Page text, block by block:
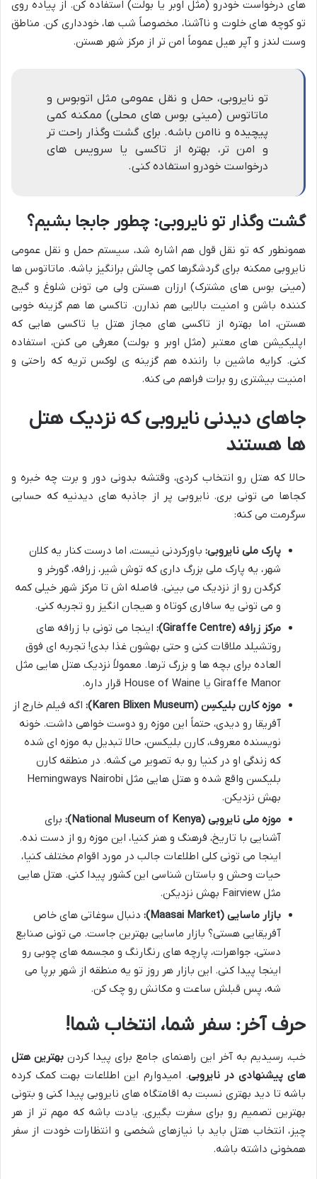
های درخواست خودرو (مثل اوبر یا بولت) استفاده کن. از پیاده روی
تو کوچه های خلوت و ناآشنا، مخصوصاً شب ها، خودداری کن. مناطق
وست لندز و آپر هیل عموماً امن تر از مرکز شهر هستن.
تو نایروبی، حمل و نقل عمومی مثل اتوبوس و
ماتاتوس (مینی بوس های محلی) ممکنه کمی
پیچیده و ناامن باشه. برای گشت وگذار راحت تر
و امن تر، بهتره از تاکسی یا سرویس های
درخواست خودرو استفاده کنی.
گشت وگذار تو نایروبی: چطور جابجا بشیم؟
همونطور که تو نقل قول هم اشاره شد، سیستم حمل و نقل عمومی
نایروبی ممکنه برای گردشگرها کمی چالش برانگیز باشه. ماتاتوس ها
(مینی بوس های مشترک) ارزان هستن ولی می تونن شلوغ و گیج
کننده باشن و امنیت بالایی هم ندارن. تاکسی ها هم گزینه خوبی
هستن، اما بهتره از تاکسی های مجاز هتل یا تاکسی هایی که
اپلیکیشن های معتبر (مثل اوبر و بولت) معرفی می کنن، استفاده
کنی. کرایه ماشین با راننده هم گزینه ی لوکس تریه که راحتی و
امنیت بیشتری رو برات فراهم می کنه.
جاهای دیدنی نایروبی که نزدیک هتل
ها هستند
حالا که هتل رو انتخاب کردی، وقتشه بدونی دور و برت چه خبره و
کجاها می تونی بری. نایروبی پر از جاذبه های دیدنیه که حسابی
سرگرمت می کنه:
پارک ملی نایروبی: باورکردنی نیست، اما درست کنار یه کلان
شهر، یه پارک ملی بزرگ داری که توش شیر، زرافه، گورخر و
کرگدن رو از نزدیک می بینی. فاصله اش تا مرکز شهر خیلی کمه
و می تونی یه سافاری کوتاه و هیجان انگیز رو تجربه کنی.
مرکز زرافه (Giraffe Centre):
اینجا می تونی با زرافه های
روتشیلد ملاقات کنی و حتی بهشون غذا بدی! تجربه ای فوق
العاده برای بچه ها و بزرگ ترها. معمولاً نزدیک هتل هایی مثل
Giraffe Manor یا House of Waine قرار داره.
موزه کارن بلیکسِن (Karen Blixen Museum):
اگه فیلم خارج از
آفریقا رو دیدی، حتماً این موزه رو دوست خواهی داشت. خونه
نویسنده معروف، کارن بلیکسن، حالا تبدیل به موزه ای شده
که زندگی او در کنیا رو به تصویر می کشه. در منطقه کارن
بلیکسن واقع شده و هتل هایی مثل Hemingways Nairobi
بهش نزدیکن.
موزه ملی نایروبی (National Museum of Kenya):
برای
آشنایی با تاریخ، فرهنگ و هنر کنیا، این موزه رو از دست نده.
اینجا می تونی کلی اطلاعات جالب در مورد اقوام مختلف کنیا،
حیات وحش و باستان شناسی این کشور پیدا کنی. هتل هایی
مثل Fairview بهش نزدیکن.
بازار ماسایی (Maasai Market):
دنبال سوغاتی های خاص
آفریقایی هستی؟ بازار ماسایی بهترین جاست. می تونی صنایع
دستی، جواهرات، پارچه های رنگارنگ و مجسمه های چوبی رو
اینجا پیدا کنی. این بازار هر روز تو یه منطقه از شهر برپا می
شه، پس قبلش ساعت و مکانش رو چک کن.
حرف آخر: سفر شما، انتخاب شما!
خب، رسیدیم به آخر این راهنمای جامع برای پیدا کردن بهترین هتل
های پیشنهادی در نایروبی. امیدوارم این اطلاعات بهت کمک کرده
باشه تا دید بهتری نسبت به اقامتگاه های نایروبی پیدا کنی و بتونی
بهترین تصمیم رو برای سفرت بگیری. یادت باشه که مهم تر از هر
چیز، انتخاب هتل باید با نیازهای شخصی و انتظارات خودت از سفر
همخونی داشته باشه.